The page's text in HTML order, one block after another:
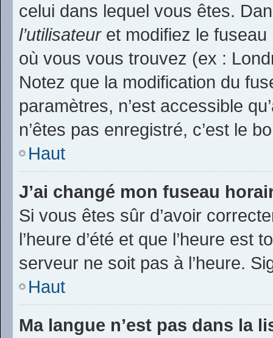
celui dans lequel vous êtes.
l’utilisateuret modifiez le fuseau
où vous vous trouvez (ex :
Notez que la modification du
paramètres, n’est accessible
n’êtes pas enregistré, c’est le
Haut
J’ai changé mon fuseau
Si vous êtes sûr d’avoir
l’heure d’été et que l’heure
serveur ne soit pas à l’heure.
Haut
Ma langue n’est pas dans la